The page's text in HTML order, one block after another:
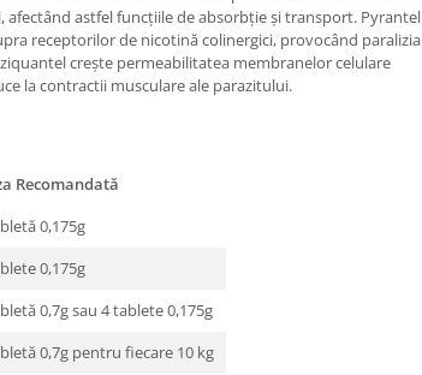
afectând astfel funcțiile de absorbție și transport. Pyrantel
receptorilor de nicotină colinergici, provocând paralizia
crește permeabilitatea membranelor celulare
la contractii musculare ale parazitului.
Recomandată
0,175g
0,175g
0,7g sau 4 tablete 0,175g
0,7g pentru fiecare 10 kg